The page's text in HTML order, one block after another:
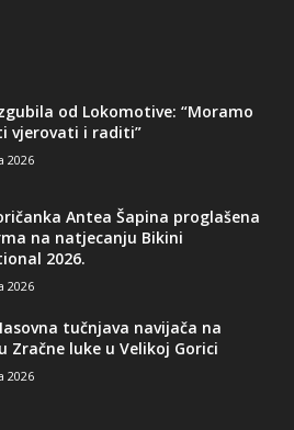
od Lokomotive: “Moramo
vjerovati i raditi”
2026
Antea Šapina proglašena
na natjecanju Bikini
2026.
2026
tučnjava navijača na
Zračne luke u Velikoj Gorici
2026